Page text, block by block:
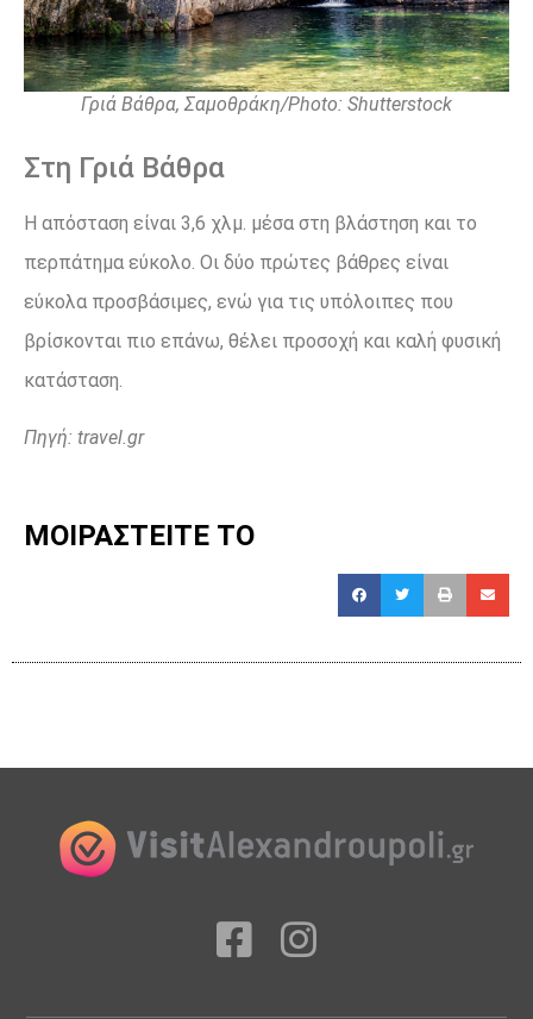
Γριά Βάθρα, Σαμοθράκη/Photo: Shutterstock
Στη Γριά Βάθρα
Η απόσταση είναι 3,6 χλμ. μέσα στη βλάστηση και το
περπάτημα εύκολο. Οι δύο πρώτες βάθρες είναι
εύκολα προσβάσιμες, ενώ για τις υπόλοιπες που
βρίσκονται πιο επάνω, θέλει προσοχή και καλή φυσική
κατάσταση.
Πηγή: travel.gr
ΜΟΙΡΑΣΤΕΙΤΕ ΤΟ